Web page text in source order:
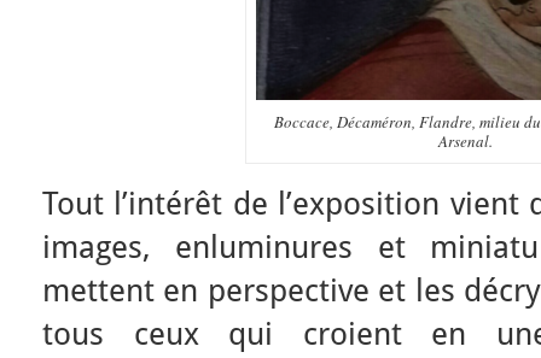
Boccace, Décaméron, Flandre, milieu
Arsenal.
Tout l’intérêt de l’exposition
images, enluminures et
mettent en perspective et les
tous ceux qui croient en